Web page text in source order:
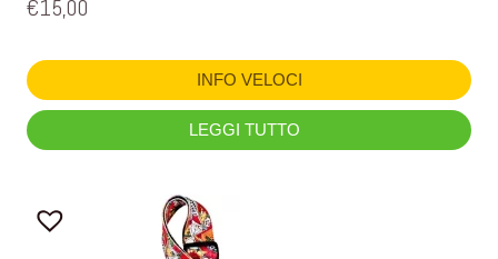
€15,00
INFO VELOCI
LEGGI TUTTO